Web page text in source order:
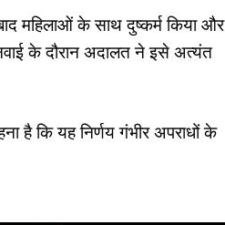
महिलाओं के साथ दुष्कर्म किया और
के दौरान अदालत ने इसे अत्यंत
है कि यह निर्णय गंभीर अपराधों के